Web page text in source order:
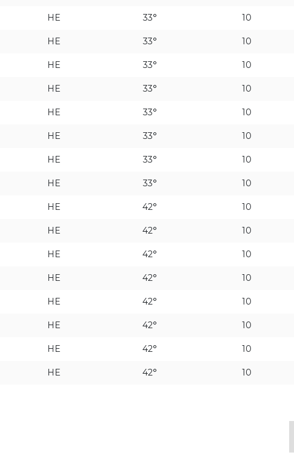
HE 33° 10
HE 33° 10
HE 33° 10
HE 33° 10
HE 33° 10
HE 33° 10
HE 33° 10
HE 33° 10
HE 42° 10
HE 42° 10
HE 42° 10
HE 42° 10
HE 42° 10
HE 42° 10
HE 42° 10
HE 42° 10